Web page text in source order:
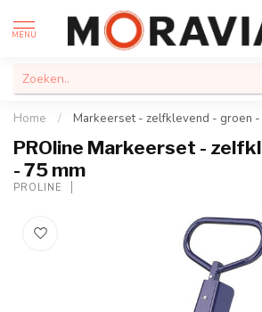
MENU
Home / Markeerset - zelfklevend - groen -
PROline Markeerset -
- 75 mm
PROLINE